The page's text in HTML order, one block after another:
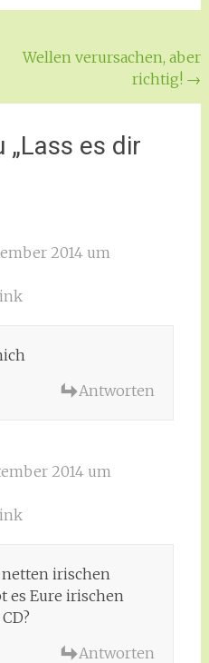
Wellen verursachen, aber
richtig! →
„Lass es dir
2014 um
Antworten
2014 um
irischen
es Eure irischen
Antworten